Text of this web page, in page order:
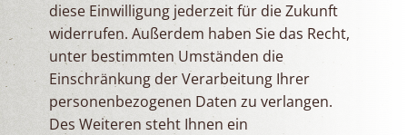
diese Einwilligung jederzeit für die Zukunft
widerrufen. Außerdem haben Sie das Recht,
unter bestimmten Umständen die
Einschränkung der Verarbeitung Ihrer
personenbezogenen Daten zu verlangen.
Des Weiteren steht Ihnen ein